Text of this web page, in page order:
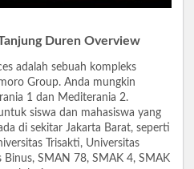
Duren Overview
adalah sebuah kompleks
Group. Anda mungkin
1 dan Mediterania 2.
siswa dan mahasiswa yang
di sekitar Jakarta Barat, seperti
Trisakti, Universitas
Binus, SMAN 78, SMAK 4, SMAK